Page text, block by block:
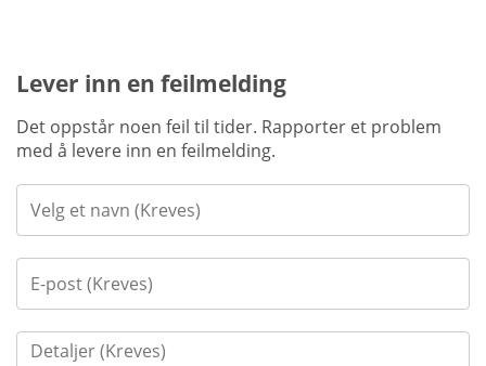
Lever inn en feilmelding
Det oppstår noen feil til tider. Rapporter et problem
med å levere inn en feilmelding.